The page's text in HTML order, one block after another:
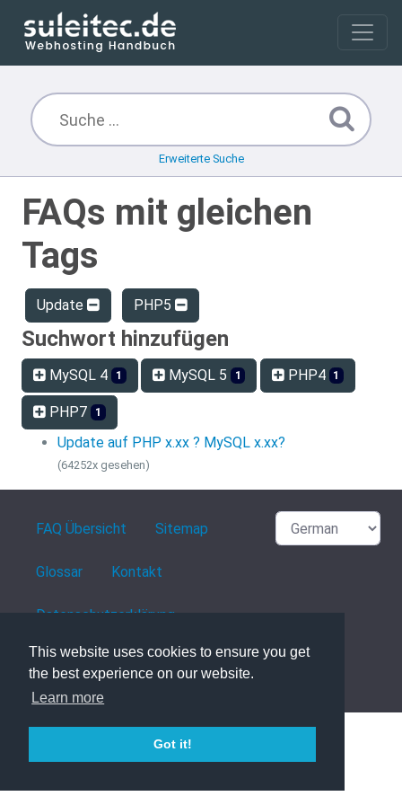
This website uses cookies to ensure you get
the best experience on our website.
Learn more
Got it!
Erweiterte Suche
FAQs mit gleichen
Tags
Update PHP5
Suchwort hinzufügen
MySQL 4 1 MySQL 5 1 PHP4 1
PHP7 1
Update auf PHP x.xx ? MySQL x.xx?
(64252x gesehen)
FAQ Übersicht Sitemap
Glossar Kontakt
Datenschutzerklärung